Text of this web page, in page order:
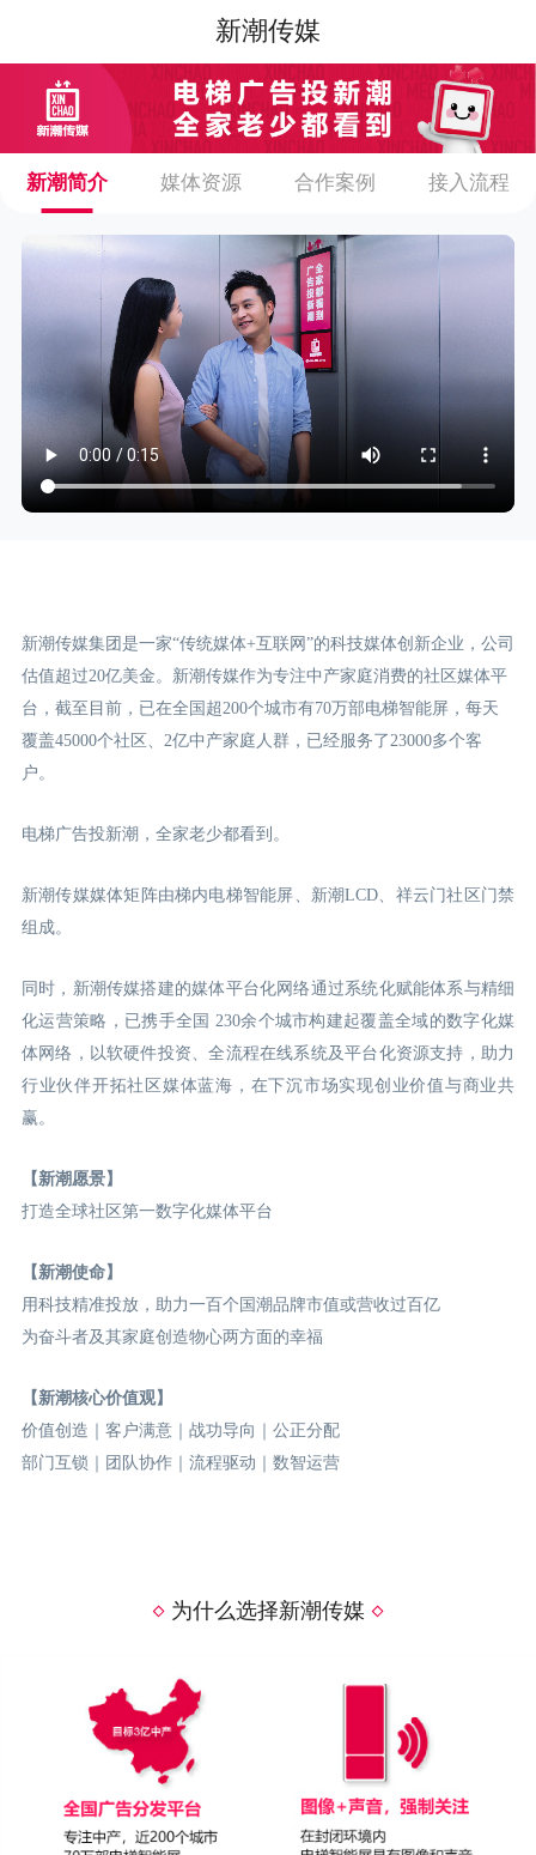
新潮传媒
新潮简介 媒体资源 合作案例 接入流程
新潮传媒集团是一家“传统媒体+互联网”的科技媒体创新企业，公司
估值超过20亿美金。新潮传媒作为专注中产家庭消费的社区媒体平
台，截至目前，已在全国超200个城市有70万部电梯智能屏，每天
覆盖45000个社区、2亿中产家庭人群，已经服务了23000多个客
户。
电梯广告投新潮，全家老少都看到。
新潮传媒媒体矩阵由梯内电梯智能屏、新潮LCD、祥云门社区门禁
组成。
同时，新潮传媒搭建的媒体平台化网络通过系统化赋能体系与精细
化运营策略，已携手全国 230余个城市构建起覆盖全域的数字化媒
体网络，以软硬件投资、全流程在线系统及平台化资源支持，助力
行业伙伴开拓社区媒体蓝海，在下沉市场实现创业价值与商业共
赢。
【新潮愿景】
打造全球社区第一数字化媒体平台
【新潮使命】
用科技精准投放，助力一百个国潮品牌市值或营收过百亿
为奋斗者及其家庭创造物心两方面的幸福
【新潮核心价值观】
价值创造｜客户满意｜战功导向｜公正分配
部门互锁｜团队协作｜流程驱动｜数智运营
为什么选择新潮传媒